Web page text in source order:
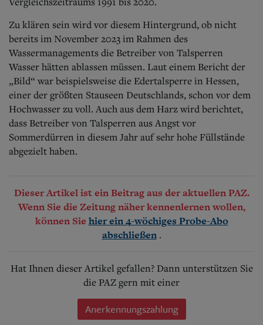
Zu klären sein wird vor diesem Hintergrund, ob nicht
bereits im November 2023 im Rahmen des
Wassermanagements die Betreiber von Talsperren
Wasser hätten ablassen müssen. Laut einem Bericht der
„Bild“ war beispielsweise die Edertalsperre in Hessen,
einer der größten Stauseen Deutschlands, schon vor dem
Hochwasser zu voll. Auch aus dem Harz wird berichtet,
dass Betreiber von Talsperren aus Angst vor
Sommerdürren in diesem Jahr auf sehr hohe Füllstände
abgezielt haben.
Dieser Artikel ist ein Beitrag aus der aktuellen PAZ.
Wenn Sie die Zeitung näher kennenlernen wollen,
können Sie hier ein 4-wöchiges Probe-Abo
abschließen .
Hat Ihnen dieser Artikel gefallen? Dann unterstützen Sie
die PAZ gern mit einer
Anerkennungszahlung